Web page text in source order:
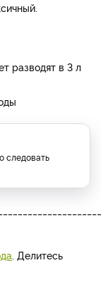
разводят в 3 л
следовать
. Делитесь